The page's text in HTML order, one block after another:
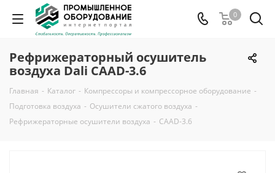
0
Рефрижераторный осушитель
воздуха Dali CAAD-3.6
Главная - Каталог - Компрессоры и компрессорное оборудование -
Подготовка воздуха - Осушители сжатого воздуха -
Рефрижераторные осушители воздуха - CAAD-3.6